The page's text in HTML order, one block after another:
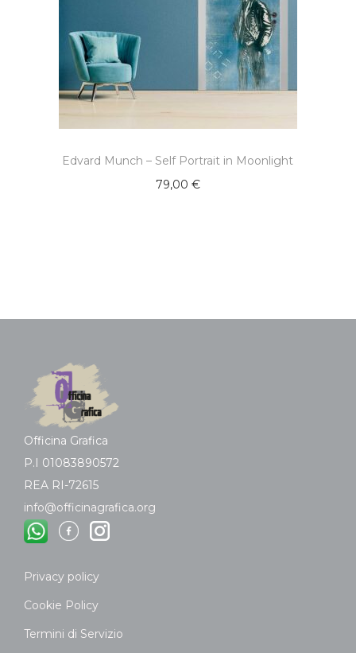
Edvard Munch – Self Portrait in Moonlight
79,00 €
Officina Grafica
P.I 01083890572
REA RI-72615
info@officinagrafica.org
Privacy policy
Cookie Policy
Termini di Servizio